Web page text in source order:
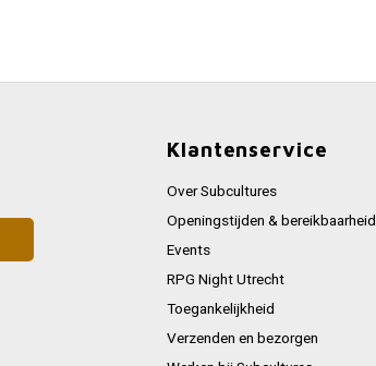
Klantenservice
Over Subcultures
Openingstijden & bereikbaarheid
Events
RPG Night Utrecht
Toegankelijkheid
Verzenden en bezorgen